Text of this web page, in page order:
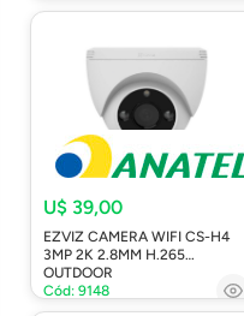
U$ 39,00
EZVIZ CAMERA WIFI CS-H4
3MP 2K 2.8MM H.265
OUTDOOR
Cód: 9148